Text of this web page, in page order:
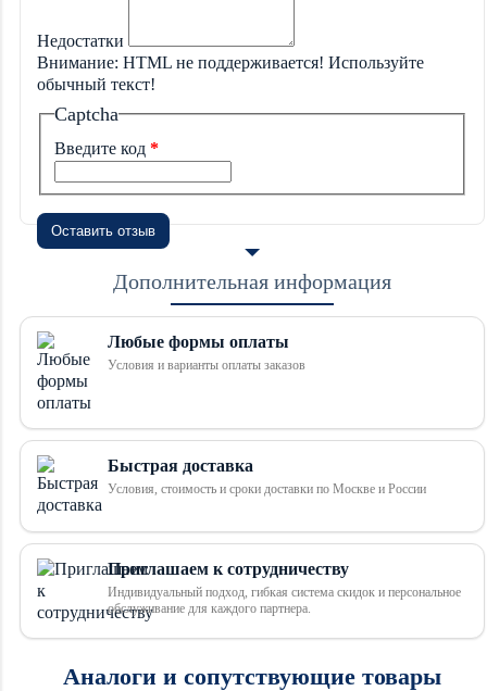
Недостатки
Внимание: HTML не поддерживается! Используйте
обычный текст!
Captcha
Введите код
Оставить отзыв
Дополнительная информация
Любые формы оплаты
Условия и варианты оплаты заказов
Быстрая доставка
Условия, стоимость и сроки доставки по Москве и России
Приглашаем к сотрудничеству
Индивидуальный подход, гибкая система скидок и персональное
обслуживание для каждого партнера.
Аналоги и сопутствующие товары